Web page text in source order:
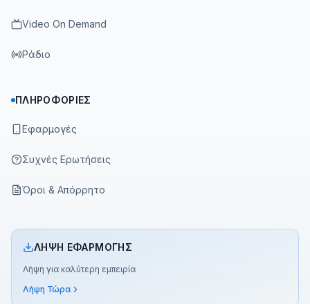
Video On Demand
Ράδιο
ΠΛΗΡΟΦΟΡΊΕΣ
Εφαρμογές
Συχνές Ερωτήσεις
Όροι & Απόρρητο
ΛΉΨΗ ΕΦΑΡΜΟΓΉΣ
Λήψη για καλύτερη εμπειρία
Λήψη Τώρα